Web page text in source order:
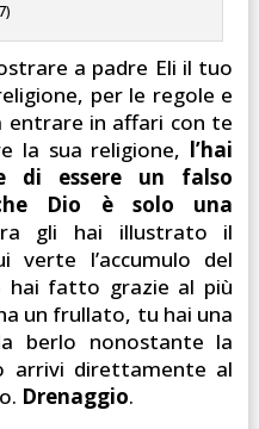
a padre Eli il tuo
per le regole e
entrare in affari con te
la sua religione, l’hai
di essere un falso
Dio è solo una
gli hai illustrato il
verte l’accumulo del
hai fatto grazie al più
un frullato, tu hai una
berlo nonostante la
arrivi direttamente al
Drenaggio.